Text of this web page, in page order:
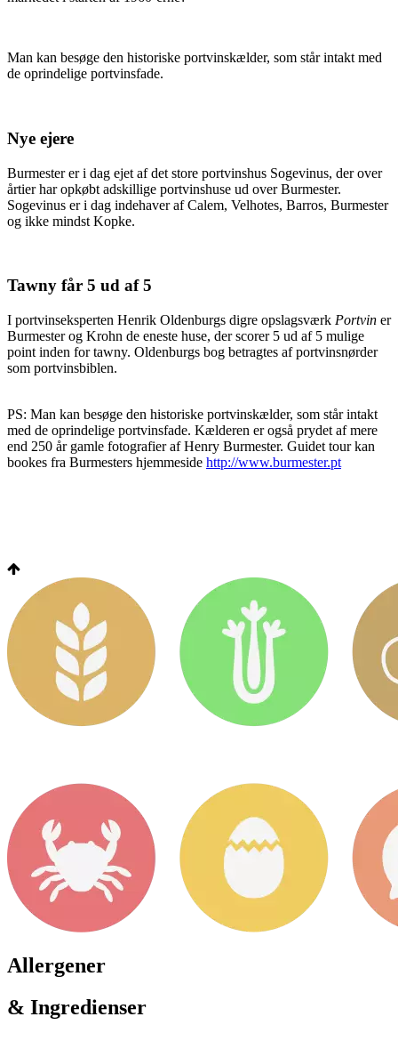
Man kan besøge den historiske portvinskælder, som står intakt med
de oprindelige portvinsfade.
Nye ejere
Burmester er i dag ejet af det store portvinshus Sogevinus, der over
årtier har opkøbt adskillige portvinshuse ud over Burmester.
Sogevinus er i dag indehaver af Calem, Velhotes, Barros, Burmester
og ikke mindst Kopke.
Tawny får 5 ud af 5
I portvinseksperten Henrik Oldenburgs digre opslagsværk Portvin er
Burmester og Krohn de eneste huse, der scorer 5 ud af 5 mulige
point inden for tawny. Oldenburgs bog betragtes af portvinsnørder
som portvinsbiblen.
PS: Man kan besøge den historiske portvinskælder, som står intakt
med de oprindelige portvinsfade. Kælderen er også prydet af mere
end 250 år gamle fotografier af Henry Burmester. Guidet tour kan
bookes fra Burmesters hjemmeside http://www.burmester.pt
Allergener
& Ingredienser